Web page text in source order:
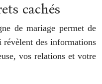
cachés
de mariage permet de
révèlent des informations
vos relations et votre